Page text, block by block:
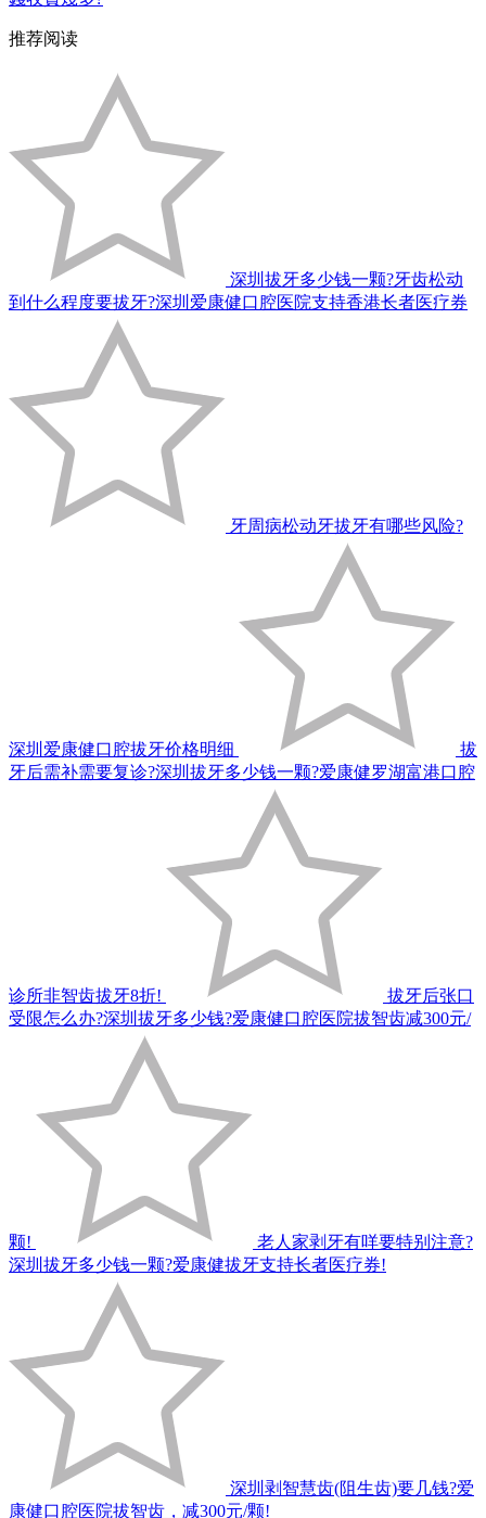
推荐阅读
深圳拔牙多少钱一颗?牙齿松动
到什么程度要拔牙?深圳爱康健口腔医院支持香港长者医疗券
牙周病松动牙拔牙有哪些风险?
深圳爱康健口腔拔牙价格明细
拔
牙后需补需要复诊?深圳拔牙多少钱一颗?爱康健罗湖富港口腔
诊所非智齿拔牙8折!
拔牙后张口
受限怎么办?深圳拔牙多少钱?爱康健口腔医院拔智齿减300元/
颗!
老人家剥牙有咩要特别注意?
深圳拔牙多少钱一颗?爱康健拔牙支持长者医疗券!
深圳剥智慧齿(阻生齿)要几钱?爱
康健口腔医院拔智齿，减300元/颗!